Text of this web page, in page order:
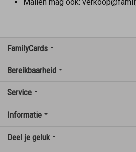
Mailen mag ook:
FamilyCards
Bereikbaarheid
Service
Informatie
Deel je geluk